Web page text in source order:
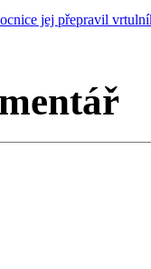
jej přepravil